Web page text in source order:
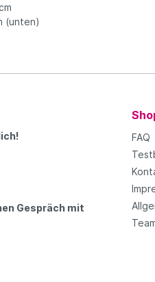
(unten)
Gespräch mit
FAQ